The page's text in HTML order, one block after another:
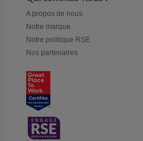
A propos de nous
Notre marque
Notre politique RSE
Nos partenaires